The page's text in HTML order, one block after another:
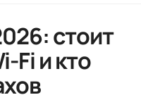
стоит
Fi и кто